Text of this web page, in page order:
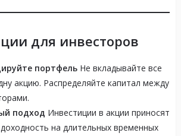
для инвесторов
портфельНе вкладывайте все
акцию. Распределяйте капитал между
подход Инвестиции в акции приносят
на длительных временных